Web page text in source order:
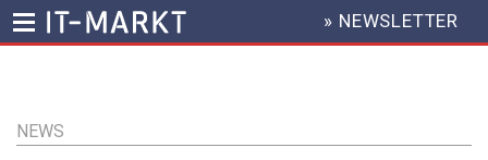
Inhalt
HEADER
MENU
» NEWSLETTER
NEWS